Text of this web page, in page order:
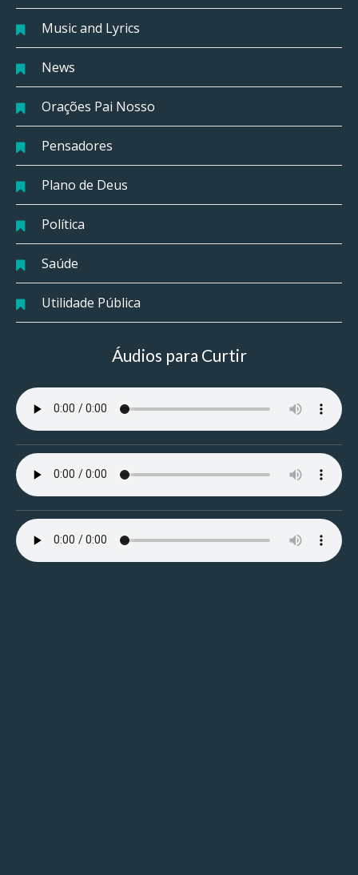
Music and Lyrics
News
Orações Pai Nosso
Pensadores
Plano de Deus
Política
Saúde
Utilidade Pública
Áudios para Curtir